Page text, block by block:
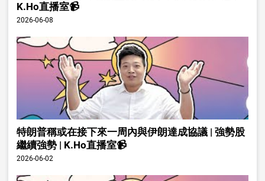
K.Ho直播室📹
2026-06-08
特朗普稱或在接下來一周內與伊朗達成協議 | 強勢股
繼續強勢 | K.Ho直播室📹
2026-06-02